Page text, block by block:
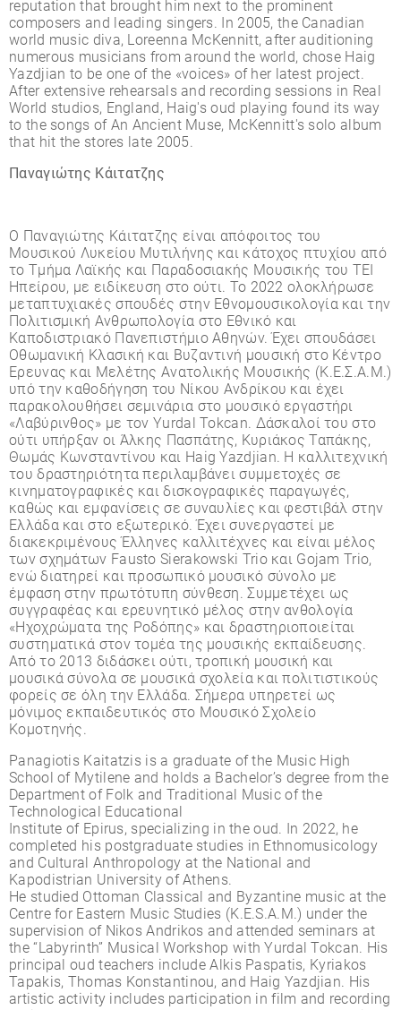
reputation that brought him next to the prominent
composers and leading singers. In 2005, the Canadian
world music diva, Loreenna McKennitt, after auditioning
numerous musicians from around the world, chose Haig
Yazdjian to be one of the «voices» of her latest project.
After extensive rehearsals and recording sessions in Real
World studios, England, Haig's oud playing found its way
to the songs of An Ancient Muse, McKennitt's solo album
that hit the stores late 2005.
Παναγιώτης Κάιτατζης
Ο Παναγιώτης Κάιτατζης είναι απόφοιτος του
Μουσικού Λυκείου Μυτιλήνης και κάτοχος πτυχίου από
το Τµήµα Λαϊκής και Παραδοσιακής Μουσικής του ΤΕΙ
Ηπείρου, µε ειδίκευση στο ούτι. Το 2022 ολοκλήρωσε
µεταπτυχιακές σπουδές στην Εθνοµουσικολογία και την
Πολιτισµική Ανθρωπολογία στο Εθνικό και
Καποδιστριακό Πανεπιστήµιο Αθηνών. Έχει σπουδάσει
Οθωµανική Κλασική και Βυζαντινή µουσική στο Κέντρο
Έρευνας και Μελέτης Ανατολικής Μουσικής (Κ.Ε.Σ.Α.Μ.)
υπό την καθοδήγηση του Νίκου Ανδρίκου και έχει
παρακολουθήσει σεµινάρια στο µουσικό εργαστήρι
«Λαβύρινθος» µε τον Yurdal Tokcan. Δάσκαλοί του στο
ούτι υπήρξαν οι Άλκης Πασπάτης, Κυριάκος Ταπάκης,
Θωµάς Κωνσταντίνου και Haig Yazdjian. Η καλλιτεχνική
του δραστηριότητα περιλαµβάνει συµµετοχές σε
κινηµατογραφικές και δισκογραφικές παραγωγές,
καθώς και εµφανίσεις σε συναυλίες και φεστιβάλ στην
Ελλάδα και στο εξωτερικό. Έχει συνεργαστεί µε
διακεκριµένους Έλληνες καλλιτέχνες και είναι µέλος
των σχηµάτων Fausto Sierakowski Trio και Gojam Trio,
ενώ διατηρεί και προσωπικό µουσικό σύνολο µε
έµφαση στην πρωτότυπη σύνθεση. Συµµετέχει ως
συγγραφέας και ερευνητικό µέλος στην ανθολογία
«Ηχοχρώµατα της Ροδόπης» και δραστηριοποιείται
συστηµατικά στον τοµέα της µουσικής εκπαίδευσης.
Από το 2013 διδάσκει ούτι, τροπική µουσική και
µουσικά σύνολα σε µουσικά σχολεία και πολιτιστικούς
φορείς σε όλη την Ελλάδα. Σήµερα υπηρετεί ως
µόνιµος εκπαιδευτικός στο Μουσικό Σχολείο
Κοµοτηνής.
Panagiotis Kaitatzis is a graduate of the Music High
School of Mytilene and holds a Bachelor’s degree from the
Department of Folk and Traditional Music of the
Technological Educational
Institute of Epirus, specializing in the oud. In 2022, he
completed his postgraduate studies in Ethnomusicology
and Cultural Anthropology at the National and
Kapodistrian University of Athens.
He studied Ottoman Classical and Byzantine music at the
Centre for Eastern Music Studies (K.E.S.A.M.) under the
supervision of Nikos Andrikos and attended seminars at
the “Labyrinth” Musical Workshop with Yurdal Tokcan. His
principal oud teachers include Alkis Paspatis, Kyriakos
Tapakis, Thomas Konstantinou, and Haig Yazdjian. His
artistic activity includes participation in film and recording